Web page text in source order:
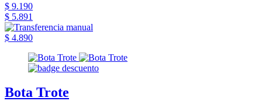
$ 9.190
$ 5.891
$ 4.890
Bota Trote